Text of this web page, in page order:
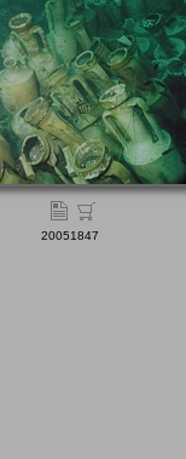
20051847